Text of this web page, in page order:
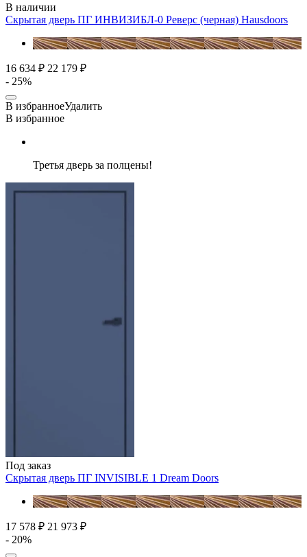
В наличии
Скрытая дверь ПГ ИНВИЗИБЛ-0 Реверс (черная) Hausdoors
16 634 ₽ 22 179 ₽
- 25%
В избранноеУдалить
В избранное
Третья дверь за полцены!
Под заказ
Скрытая дверь ПГ INVISIBLE 1 Dream Doors
17 578 ₽ 21 973 ₽
- 20%